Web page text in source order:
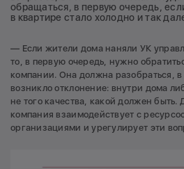
обращаться, в первую очередь,
в квартире стало холодно и так
— Если жители дома наняли УК
то, в первую очередь, нужно
компании. Она должна разобраться,
возникло отклонение: внутри дома
не того качества, какой должен
компания взаимодействует с
организациями и урегулирует эти